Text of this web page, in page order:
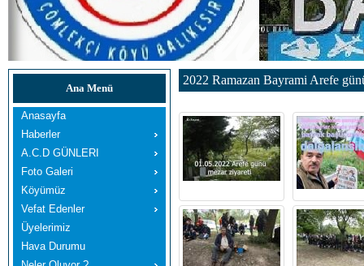
Ana Menü
Anasayfa
Haberler
A.C.D GÜNLERI
Foto Galeri
Köyümüz
Vefat Edenler
Üyelerimiz
Hava Durumu
2022 Ramazan Bayrami Arefe